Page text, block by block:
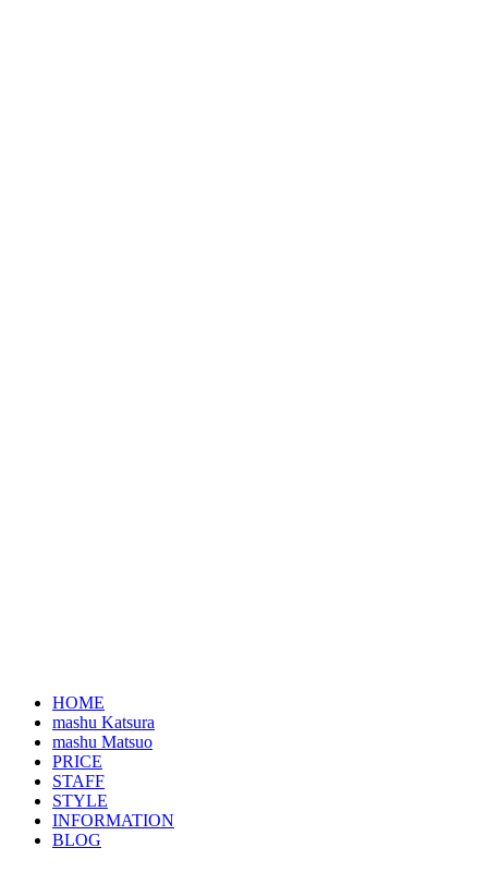
HOME
mashu Katsura
mashu Matsuo
PRICE
STAFF
STYLE
INFORMATION
BLOG